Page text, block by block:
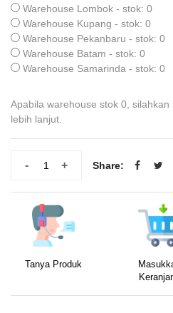
Warehouse Lombok - stok: 0
Warehouse Kupang - stok: 0
Warehouse Pekanbaru - stok: 0
Warehouse Batam - stok: 0
Warehouse Samarinda - stok: 0
Apabila warehouse stok 0,
lebih lanjut.
+
- Share:
Tanya Produk